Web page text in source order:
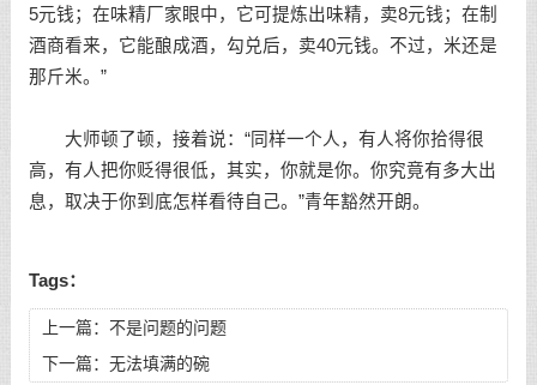
5元钱；在味精厂家眼中，它可提炼出味精，卖8元钱；在制
酒商看来，它能酿成酒，勾兑后，卖40元钱。不过，米还是
那斤米。”
大师顿了顿，接着说：“同样一个人，有人将你拾得很
高，有人把你贬得很低，其实，你就是你。你究竟有多大出
息，取决于你到底怎样看待自己。”青年豁然开朗。
Tags：
上一篇： 不是问题的问题
下一篇： 无法填满的碗